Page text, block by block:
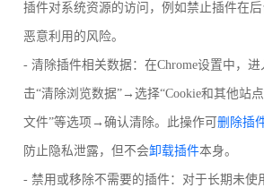
插件对系统资源的访问，例如禁止插件在
恶意利用的风险。
- 清除插件相关数据：在Chrome设置中，
击“清除浏览数据”→选择“Cookie和其他站
文件”等选项→确认清除。此操作可 删除插
防止隐私泄露，但不会卸载插件本身。
- 禁用或移除不需要的插件：对于长期未使